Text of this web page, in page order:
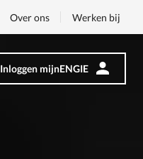
Zoeken
Over ons Werken bij
Inloggen mijnENGIE